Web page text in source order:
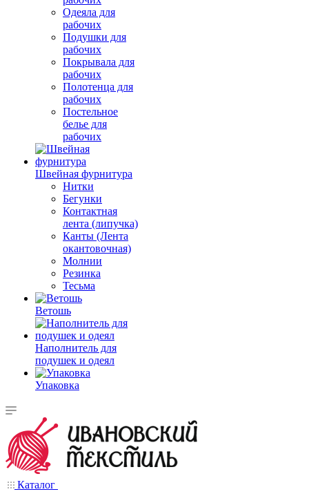
Одеяла для
рабочих
Подушки для
рабочих
Покрывала для
рабочих
Полотенца для
рабочих
Постельное
белье для
рабочих
Швейная фурнитура
Нитки
Бегунки
Контактная
лента (липучка)
Канты (Лента
окантовочная)
Молнии
Резинка
Тесьма
Ветошь
Наполнитель для
подушек и одеял
Упаковка
Каталог